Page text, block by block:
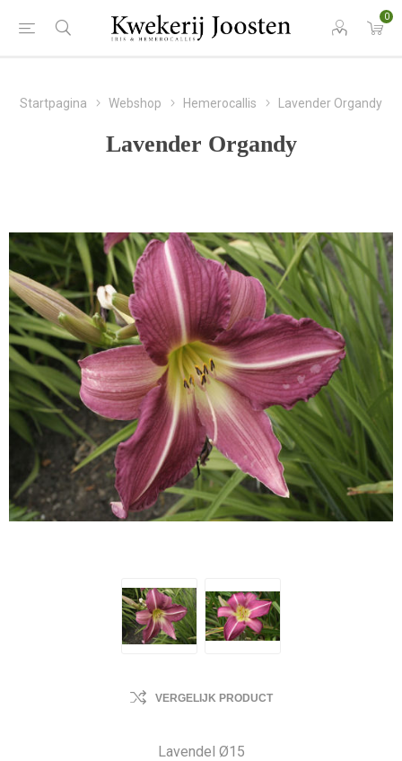
0
Startpagina Webshop Hemerocallis Lavender Organdy
Lavender Organdy
VERGELIJK PRODUCT
Lavendel Ø15